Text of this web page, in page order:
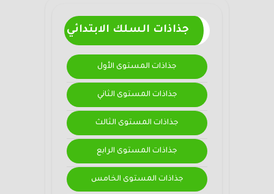
جذاذات السلك الابتدائي
جذاذات المستوى الأول
جذاذات المستوى الثاني
جذاذات المستوى الثالث
جذاذات المستوى الرابع
جذاذات المستوى الخامس